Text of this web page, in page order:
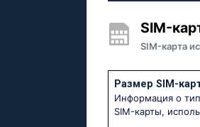
SIM-
SIM-карта
Размер SIM-
Информация о
SIM-карты,